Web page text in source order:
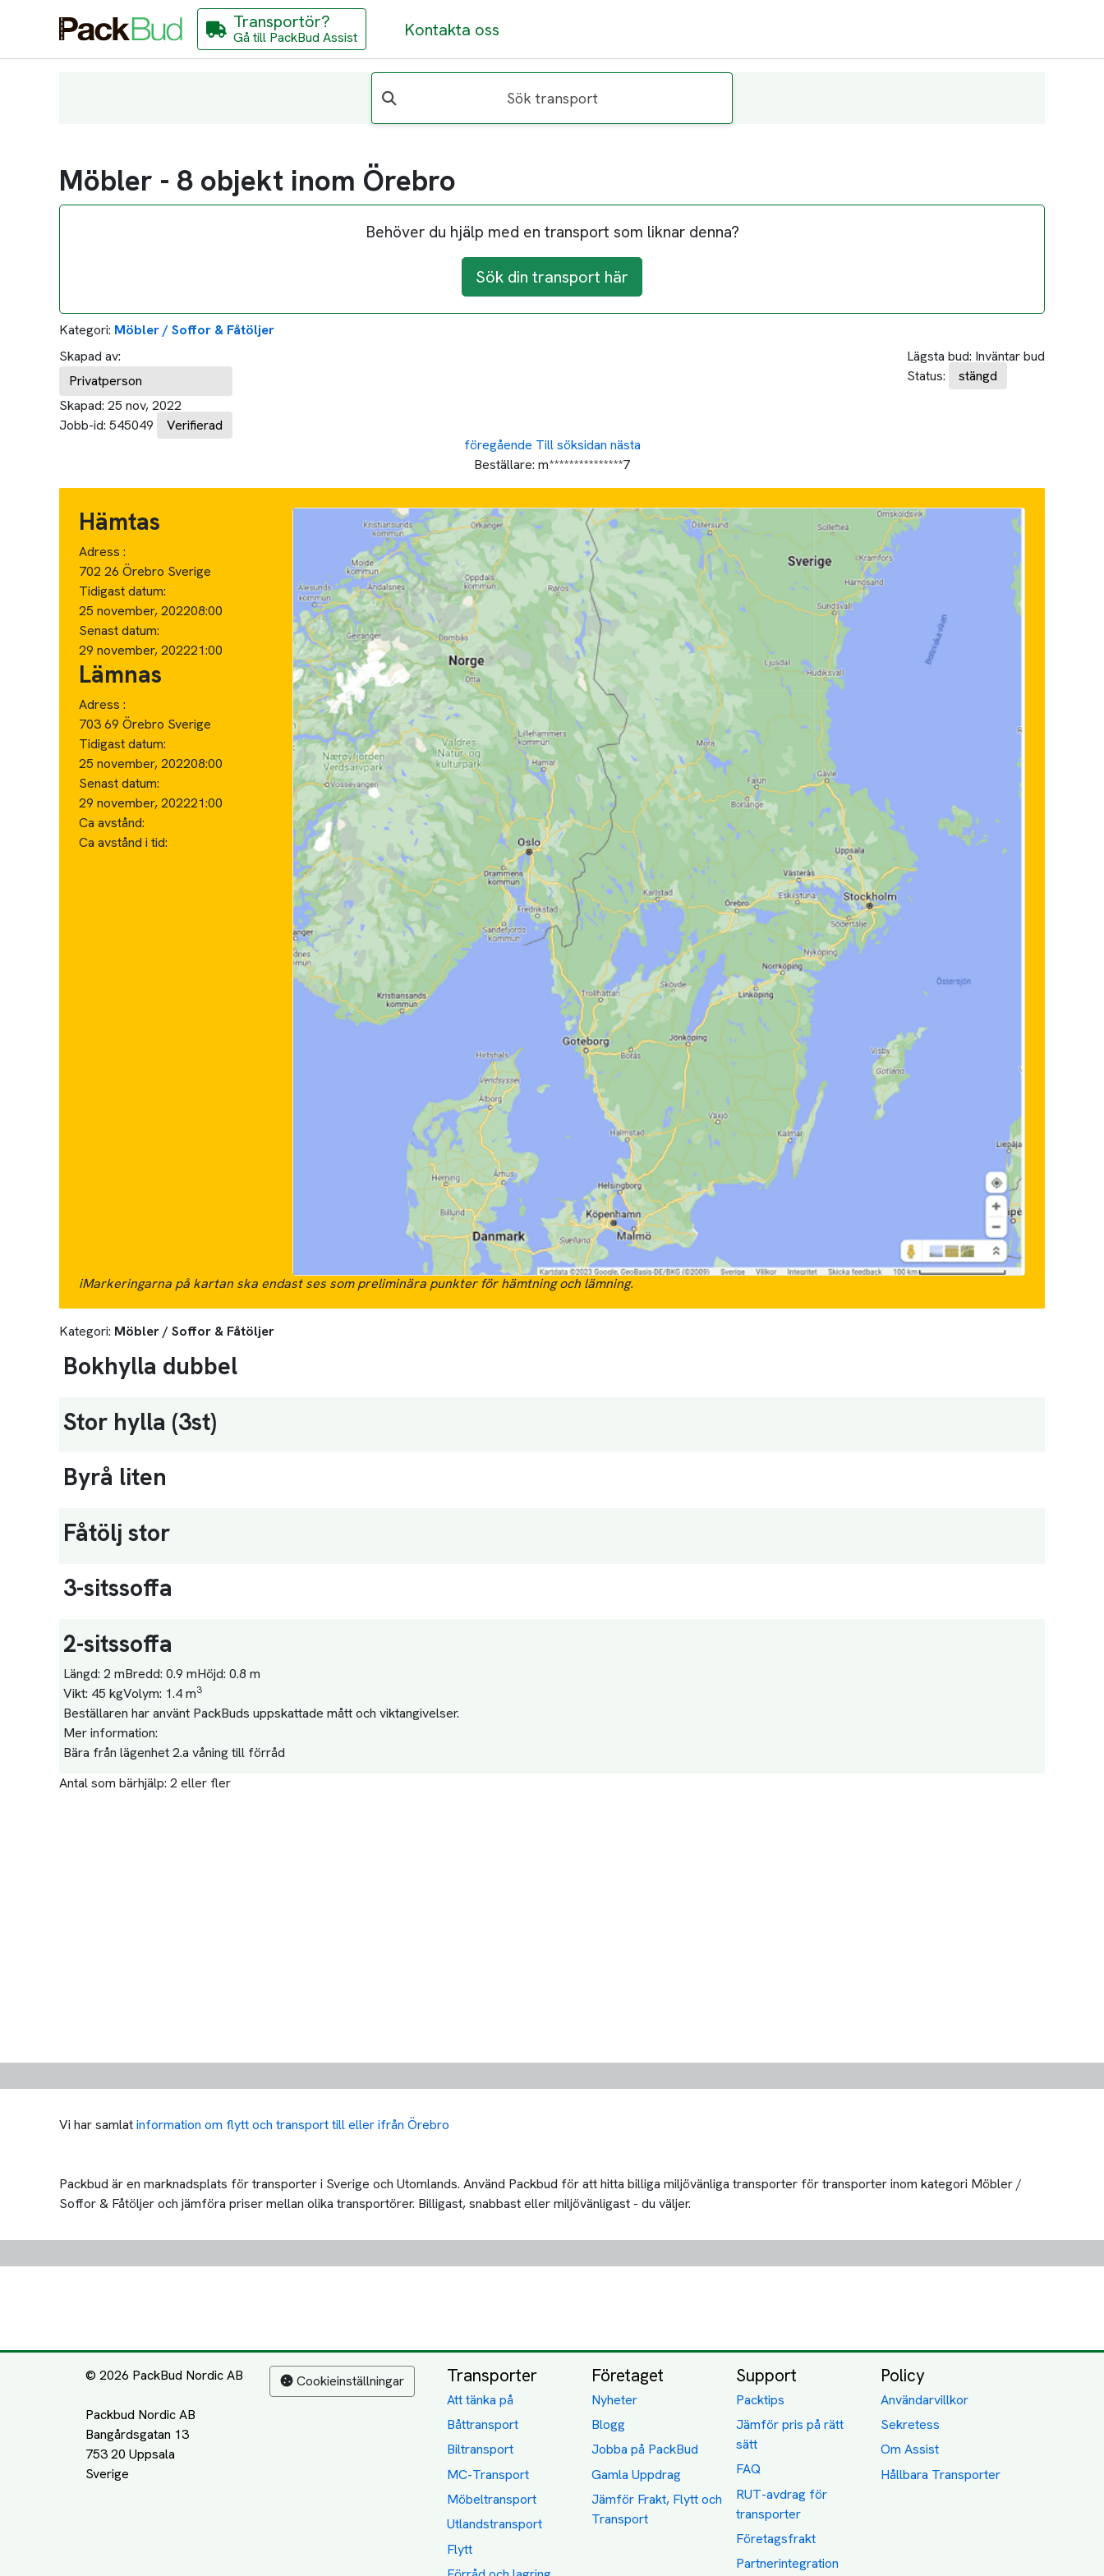
Transportör?
Gå till PackBud Assist Kontakta oss
Sök transport
Möbler - 8 objekt inom Örebro
Behöver du hjälp med en transport som liknar denna?
Sök din transport här
Kategori: Möbler / Soffor & Fåtöljer
Skapad av:
Privatperson
Skapad: 25 nov, 2022
Jobb-id: 545049 Verifierad
Lägsta bud: Inväntar bud
Status:
stängd
föregående Till söksidan nästa
Beställare: m***************7
Hämtas
Adress :
702 26 Örebro Sverige
Tidigast datum:
25 november, 202208:00
Senast datum:
29 november, 202221:00
Lämnas
Adress :
703 69 Örebro Sverige
Tidigast datum:
25 november, 202208:00
Senast datum:
29 november, 202221:00
Ca avstånd:
Ca avstånd i tid:
iMarkeringarna på kartan ska endast ses som preliminära punkter för hämtning och lämning.
Kategori: Möbler / Soffor & Fåtöljer
Bokhylla dubbel
Stor hylla (3st)
Byrå liten
Fåtölj stor
3-sitssoffa
2-sitssoffa
Längd: 2 mBredd: 0.9 mHöjd: 0.8 m
Vikt: 45 kgVolym: 1.4 m3
Beställaren har använt PackBuds uppskattade mått och viktangivelser.
Mer information:
Bära från lägenhet 2.a våning till förråd
Antal som bärhjälp: 2 eller fler
Vi har samlatinformation om flytt och transport till eller ifrån Örebro
Packbud är en marknadsplats för transporter i Sverige och Utomlands. Använd Packbud för att hitta billiga miljövänliga transporter för transporter inom kategori Möbler /
Soffor & Fåtöljer och jämföra priser mellan olika transportörer. Billigast, snabbast eller miljövänligast - du väljer.
© 2026 PackBud Nordic AB
Packbud Nordic AB
Bangårdsgatan 13
753 20 Uppsala
Cookieinställningar Transporter
Att tänka på
Båttransport
Biltransport
MC-Transport
Möbeltransport
Utlandstransport
Flytt
Företaget
Nyheter
Blogg
Jobba på PackBud
Gamla Uppdrag
Jämför Frakt, Flytt och
Transport
Support
Packtips
Jämför pris på rätt
sätt
FAQ
RUT-avdrag för
transporter
Företagsfrakt
Partnerintegration
Policy
Användarvillkor
Sekretess
Om Assist
Hållbara Transporter